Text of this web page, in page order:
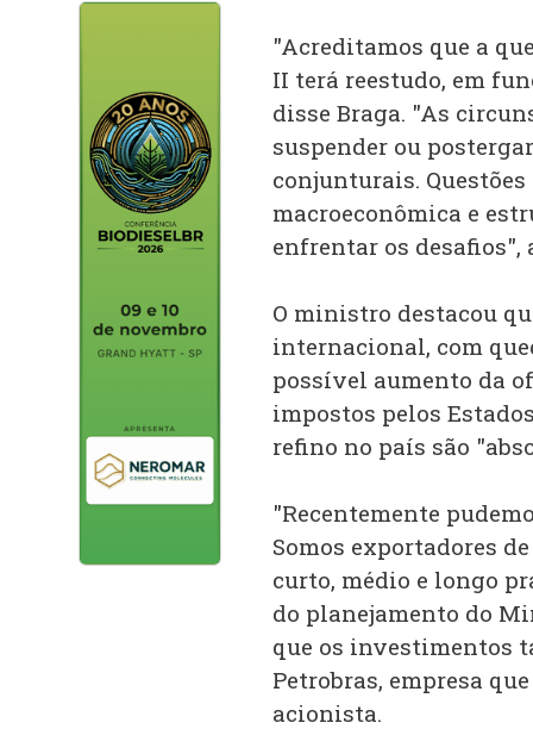
"Acreditamos que a
II terá reestudo, em
disse Braga. "As
suspender ou
conjunturais.
macroeconômica e
enfrentar os desafios",
O ministro destacou
internacional, com
possível aumento da
impostos pelos
refino no país são
"Recentemente
Somos exportadores
curto, médio e longo
do planejamento do
que os investimentos
Petrobras, empresa
acionista.